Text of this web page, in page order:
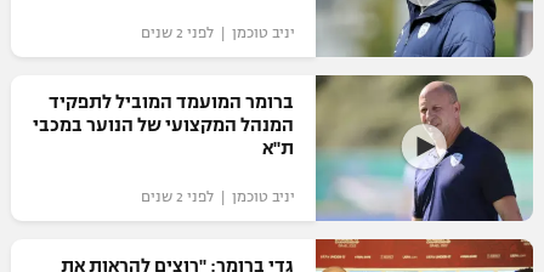
ליגת העל
גביע הטוטו
ליגיונרים
גביע המדינה
כדורגל עולמי
ליגת האלופות
ליגה אירופית
ליגה אנגלית
כדורסל ישראלי
ליגת ווינר סל
ליגה לאומית
כדורסל עולמי
NBA
יניב טוכמן | לפני 2 שנים
ברומר המועמד המוביל לתפקיד
המנהל המקצועי של הנוער במכבי
ת"א
יניב טוכמן | לפני 2 שנים
גדי ברומר: "רוצים להראות את